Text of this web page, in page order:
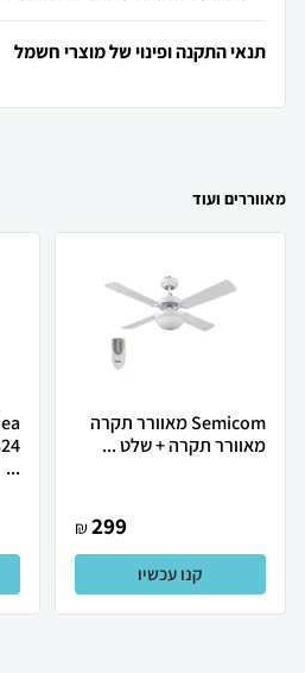
תנאי התקנה ופינוי של מוצרי חשמל
מאווררים ועוד
Semicom ‏מאוורר תקרה
מאוורר תקרה +‎ שלט ...
299
₪
קנו עכשיו
...